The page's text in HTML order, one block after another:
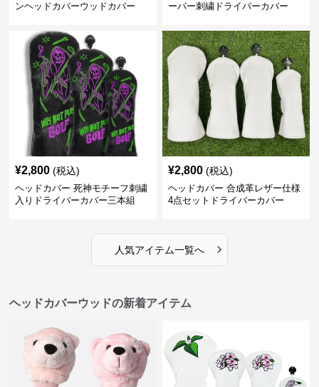
ンヘッドカバーウッドカバー
ーバー刺繍ドライバーカバー
¥2,800 (税込)
ヘッドカバー 死神モチーフ刺繍
入りドライバーカバー三本組
¥2,800 (税込)
ヘッドカバー 合成革レザー仕様
4点セットドライバーカバー
人気アイテム一覧へ ›
ヘッドカバーウッドの新着アイテム